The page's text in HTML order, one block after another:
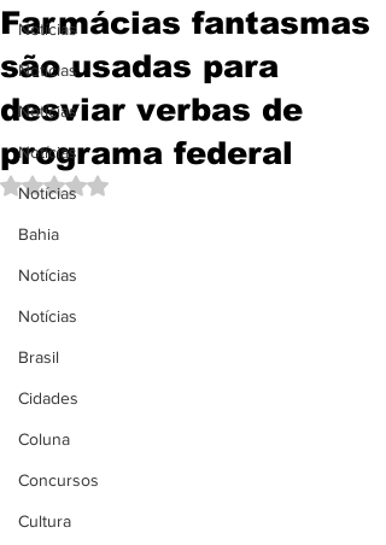
Notícias
Notícias
Notícias
Notícias
Notícias
Bahia
Notícias
Notícias
Brasil
Cidades
Coluna
Concursos
Cultura
Farmácias fantasmas
são usadas para
desviar verbas de
programa federal
Avaliado com NaN de 5 estrelas.